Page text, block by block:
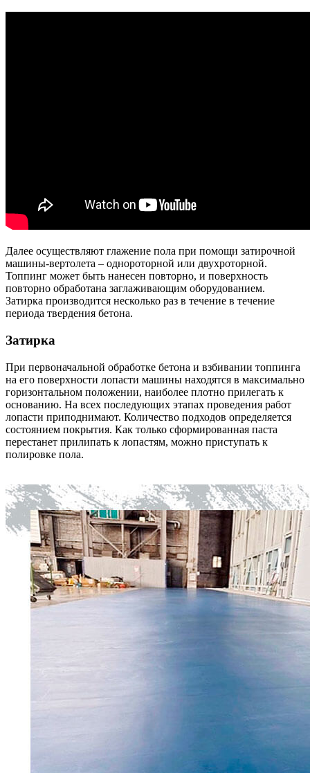
Далее осуществляют глажение пола при помощи затирочной
машины-вертолета – однороторной или двухроторной.
Топпинг может быть нанесен повторно, и поверхность
повторно обработана заглаживающим оборудованием.
Затирка производится несколько раз в течение в течение
периода твердения бетона.
Затирка
При первоначальной обработке бетона и взбивании топпинга
на его поверхности лопасти машины находятся в максимально
горизонтальном положении, наиболее плотно прилегать к
основанию. На всех последующих этапах проведения работ
лопасти приподнимают. Количество подходов определяется
состоянием покрытия. Как только сформированная паста
перестанет прилипать к лопастям, можно приступать к
полировке пола.